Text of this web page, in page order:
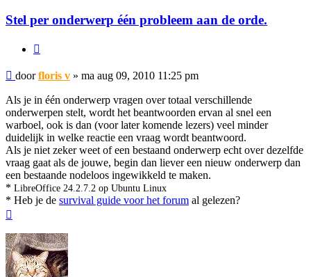
Stel per onderwerp één probleem aan de orde.
Bericht
doorfloris v » ma aug 09, 2010 11:25 pm
Als je in één onderwerp vragen over totaal verschillende
onderwerpen stelt, wordt het beantwoorden ervan al snel een
warboel, ook is dan (voor later komende lezers) veel minder
duidelijk in welke reactie een vraag wordt beantwoord.
Als je niet zeker weet of een bestaand onderwerp echt over dezelfde
vraag gaat als de jouwe, begin dan liever een nieuw onderwerp dan
een bestaande nodeloos ingewikkeld te maken.
* LibreOffice 24.2.7.2 op Ubuntu Linux
* Heb je de survival guide voor het forum al gelezen?